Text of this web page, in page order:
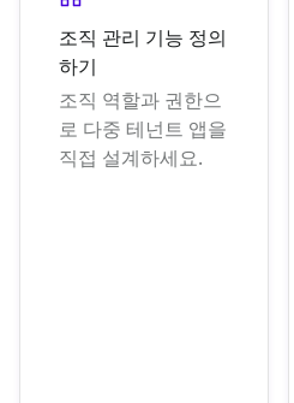
조직 관리 기능 정의
하기
조직 역할과 권한으
로 다중 테넌트 앱을
직접 설계하세요.